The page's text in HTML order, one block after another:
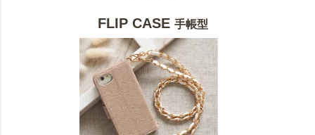
FLIP CASE手帳型